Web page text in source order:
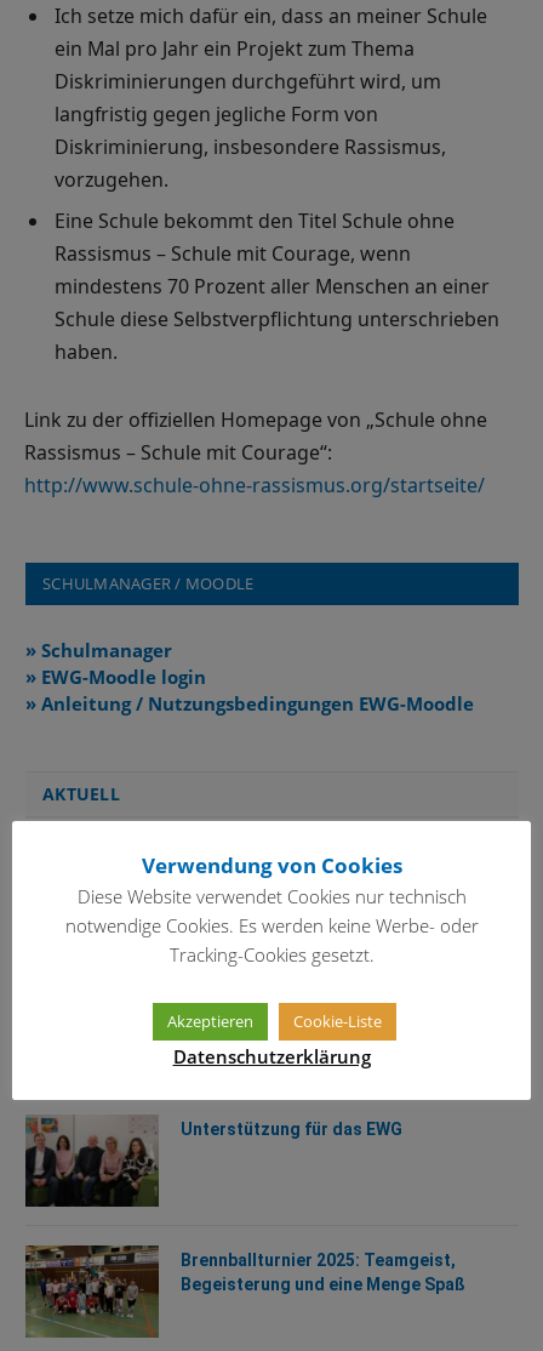
Ich setze mich dafür ein, dass an meiner Schule
ein Mal pro Jahr ein Projekt zum Thema
Diskriminierungen durchgeführt wird, um
langfristig gegen jegliche Form von
Diskriminierung, insbesondere Rassismus,
vorzugehen.
Eine Schule bekommt den Titel Schule ohne
Rassismus – Schule mit Courage, wenn
mindestens 70 Prozent aller Menschen an einer
Schule diese Selbstverpflichtung unterschrieben
haben.
Link zu der offiziellen Homepage von „Schule ohne
Rassismus – Schule mit Courage“:
http://www.schule-ohne-rassismus.org/startseite/
SCHULMANAGER / MOODLE
» Schulmanager
» EWG-Moodle login
» Anleitung / Nutzungsbedingungen EWG-Moodle
AKTUELL
Jugend trainiert für Olympia – Berichte
von den bisherigen Wettkämpfen
Unterstützung für das EWG
Brennballturnier 2025: Teamgeist,
Begeisterung und eine Menge Spaß
Verwendung von Cookies
Diese Website verwendet Cookies nur technisch
notwendige Cookies. Es werden keine Werbe- oder
Tracking-Cookies gesetzt.
Akzeptieren Cookie-Liste
Datenschutzerklärung